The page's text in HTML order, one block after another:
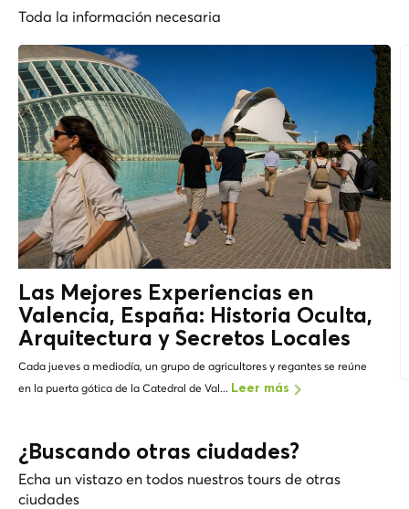
Toda la información necesaria
Las Mejores Experiencias en
Valencia, España: Historia Oculta,
Arquitectura y Secretos Locales
Cada jueves a mediodía, un grupo de agricultores y regantes se reúne
en la puerta gótica de la Catedral de Val... Leer más
¿Buscando otras ciudades?
Echa un vistazo en todos nuestros tours de otras
ciudades